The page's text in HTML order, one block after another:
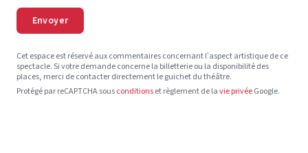
Envoyer
Cet espace est réservé aux commentaires concernant l’aspect artistique de ce
spectacle. Si votre demande concerne la billetterie ou la disponibilité des
places, merci de contacter directement le guichet du théâtre.
Protégé par reCAPTCHA sousconditionset règlement de lavie privéeGoogle.